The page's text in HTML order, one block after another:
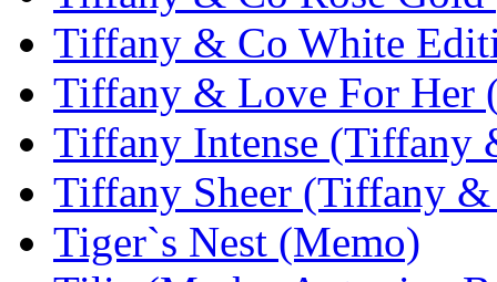
Tiffany & Co White
Tiffany & Love For Her
Tiffany Intense (Tiffany
Tiffany Sheer (Tiffany
Tiger`s Nest (Memo)